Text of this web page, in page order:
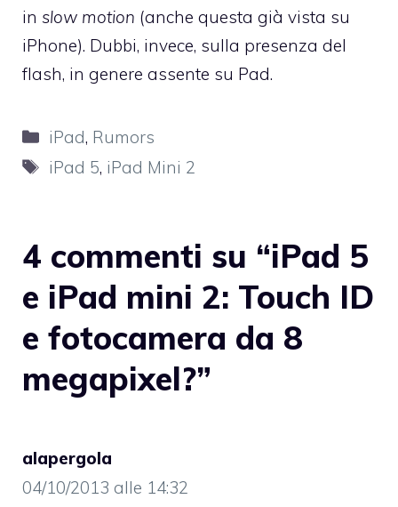
in slow motion (anche questa già vista su
iPhone). Dubbi, invece, sulla presenza del
flash, in genere assente su Pad.
Categorie
iPad, Rumors
Tag
iPad 5, iPad Mini 2
4 commenti su “iPad 5
e iPad mini 2: Touch ID
e fotocamera da 8
megapixel?”
alapergola
04/10/2013 alle 14:32